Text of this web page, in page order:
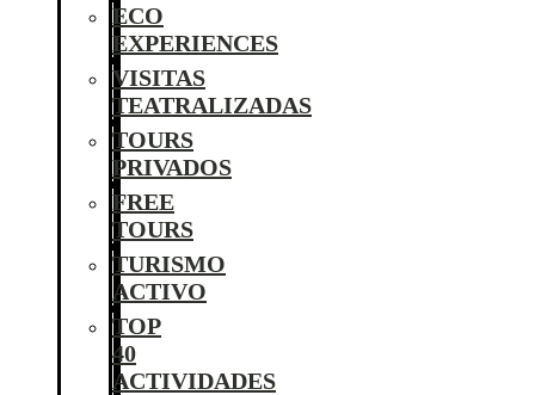
ECO
EXPERIENCES
VISITAS
TEATRALIZADAS
TOURS
PRIVADOS
FREE
TOURS
TURISMO
ACTIVO
TOP
40
ACTIVIDADES